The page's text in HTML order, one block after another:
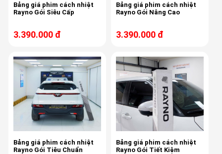
Bảng giá phim cách nhiệt
Rayno Gói Siêu Cấp
3.390.000 đ
Bảng giá phim cách nhiệt
Rayno Gói Nâng Cao
3.390.000 đ
Bảng giá phim cách nhiệt
Rayno Gói Tiêu Chuẩn
Bảng giá phim cách nhiệt
Rayno Gói Tiết Kiệm